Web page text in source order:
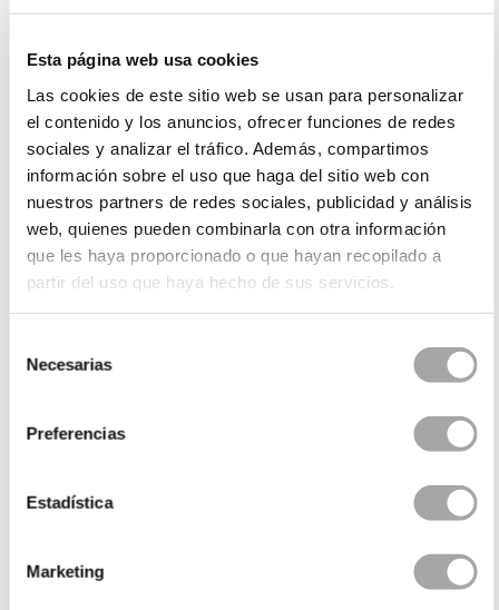
Esta página web usa cookies
Las cookies de este sitio web se usan para personalizar
el contenido y los anuncios, ofrecer funciones de redes
sociales y analizar el tráfico. Además, compartimos
información sobre el uso que haga del sitio web con
nuestros partners de redes sociales, publicidad y análisis
web, quienes pueden combinarla con otra información
que les haya proporcionado o que hayan recopilado a
partir del uso que haya hecho de sus servicios.
Necesarias
Preferencias
Estadística
Marketing